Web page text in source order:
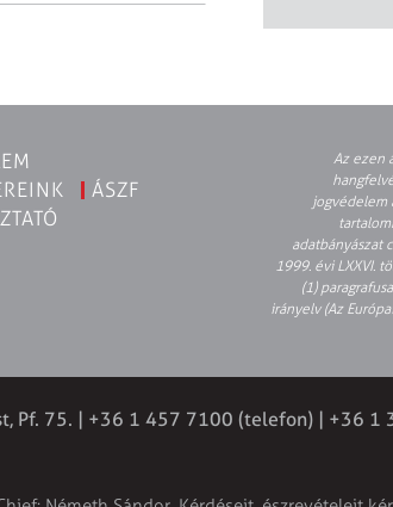
ÁSZF
Az ezen
jogvédelem
adatbányászat
1999. évi LXXVI.
(1)
irányelv (Az
Pf. 75. | +36 1 457 7100 (telefon) | +36 1